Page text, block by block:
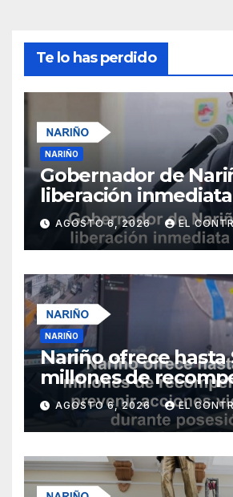
Te lo has perdido
NARIÑO
Gobernador de
liberación
uniformados
AGOSTO 6, 2026 EL
NARIÑO
Nariño ofrece hasta
millones de
para prevenir
violentas durante
presidencial del 7
AGOSTO 6, 2026 EL